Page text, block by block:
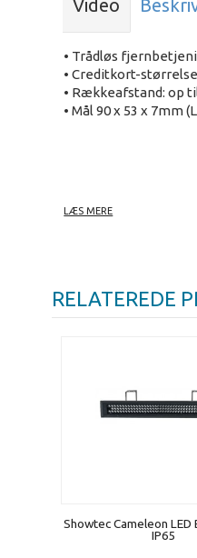
Video
• Trådløs
• Creditkort-størrelse
• Rækkeafstand: op
• Mål 90 x 53 x 7mm
Leverandør
LÆS MERE
RELATEREDE
Showtec Cameleon LED
IP65